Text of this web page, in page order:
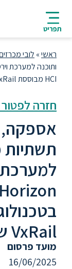
לתוכן
מרכזי
העמוד
תפריט
HE
פודקאסט
אודות
תואר
ראשון
היחידה
ללימודי
אנגלית
ועברית
ראשי» לובי
HCI מבוססת VxRail של היצרן Dell
אספקה,
תשתיות
VxRail של היצרן Dell
חזרה
מועד פרסום
16/06/2025